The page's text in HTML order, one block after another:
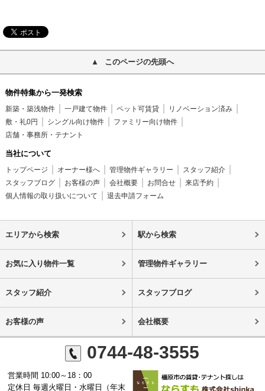
このページの先頭へ
物件特集から一発検索
新築・築浅物件 一戸建て物件 ペット可賃貸
リノベーション済み
敷・礼0円
シングル向け物件
ファミリー向け物件
店舗・事務所・テナント
当社について
トップページ オーナー様へ 管理物件ギャラリー
スタッフ紹介
スタッフブログ
お客様の声 会社概要 お問合せ
来店予約
個人情報の取り扱いについて
退去申請フォーム
エリアから検索 駅から検索
お気に入り物件一覧 管理物件ギャラリー
スタッフ紹介 スタッフブログ
お客様の声 会社概要
0744-48-3555
営業時間 10:00～18：00
定休日 毎週火曜日・水曜日（年末